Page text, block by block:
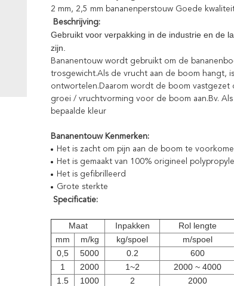
2 mm, 2,5 mm bananenperstouw Goede
Beschrijving:
Gebruikt voor verpakking in de industrie en de
zijn.
Bananentouw wordt gebruikt om de
trosgewicht.Als de vrucht aan de boom hangt,
ontwortelen.Daarom wordt de boom vastgezet
groei / vruchtvorming voor de boom aan.Bv.
bepaalde kleur
Bananentouw Kenmerken:
Het is zacht om pijn aan de boom te
Het is gemaakt van 100% origineel
Het is gefibrilleerd
Grote sterkte
Specificatie:
Maat Inpakken Rol lengte
mm
m/kg kg/spoel m/spoel
0,5
5000 0.2 600
1
2000 1~2 2000 ~ 4000
1.5
1000 2 2000